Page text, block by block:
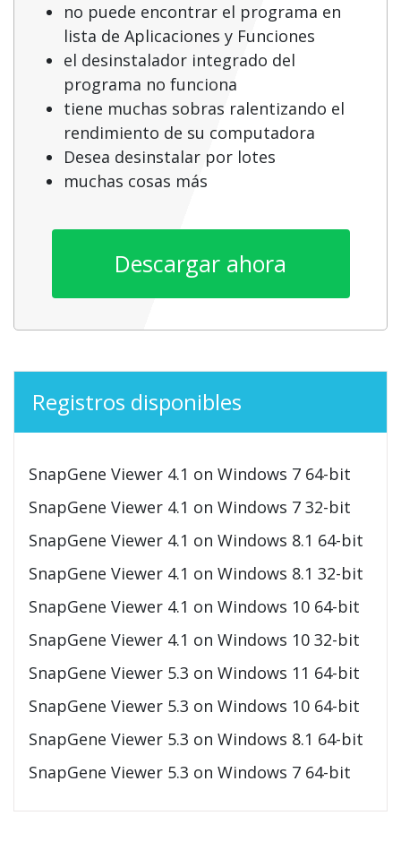
no puede encontrar el programa en
lista de Aplicaciones y Funciones
el desinstalador integrado del
programa no funciona
tiene muchas sobras ralentizando el
rendimiento de su computadora
Desea desinstalar por lotes
muchas cosas más
Descargar ahora
Registros disponibles
SnapGene Viewer 4.1 on Windows 7 64-bit
SnapGene Viewer 4.1 on Windows 7 32-bit
SnapGene Viewer 4.1 on Windows 8.1 64-bit
SnapGene Viewer 4.1 on Windows 8.1 32-bit
SnapGene Viewer 4.1 on Windows 10 64-bit
SnapGene Viewer 4.1 on Windows 10 32-bit
SnapGene Viewer 5.3 on Windows 11 64-bit
SnapGene Viewer 5.3 on Windows 10 64-bit
SnapGene Viewer 5.3 on Windows 8.1 64-bit
SnapGene Viewer 5.3 on Windows 7 64-bit